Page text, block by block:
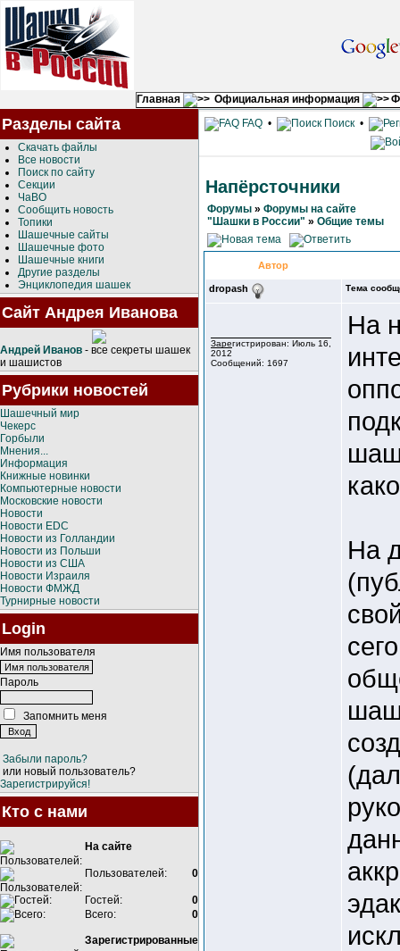
Главная Официальная информация
Разделы сайта
Скачать файлы
Все новости
Поиск по сайту
Секции
ЧаВО
Сообщить новость
Топики
Шашечные сайты
Шашечные фото
Шашечные книги
Другие разделы
Энциклопедия шашек
Сайт Андрея Иванова
Андрей Иванов - все секреты шашек
и шашистов
Рубрики новостей
Шашечный мир
Чекерс
Горбыли
Мнения...
Информация
Книжные новинки
Компьютерные новости
Московские новости
Новости
Новости EDC
Новости из Голландии
Новости из Польши
Новости из США
Новости Израиля
Новости ФМЖД
Турнирные новости
Login
Имя пользователя
Пароль
Запомнить меня
Забыли пароль?
или новый пользователь?
Зарегистрируйся!
Кто с нами
На сайте
Пользователей: 0
Гостей:
0
Всего:
0
Зарегистрированные
FAQ • Поиск •
Напёрсточники
Форумы » Форумы на сайте
"Шашки в России" » Общие темы
Автор
dropash Тема
Зарегистрирован: Июль 16,
2012
Сообщений: 1697
На
На